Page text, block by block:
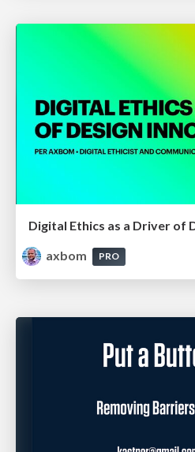
Digital Ethics as a Driver of
axbom
PRO